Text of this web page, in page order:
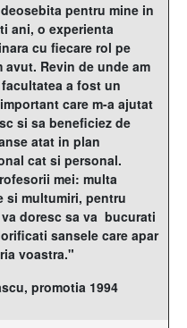
pentru mine in
ani, o experienta
cu fiecare rol pe
avut. Revin de unde am
a fost un
care m-a ajutat
si sa beneficiez de
atat in plan
cat si personal.
mei: multa
si multumiri, pentru
doresc sa va bucurati
sansele care apar
voastra."
promotia 1994